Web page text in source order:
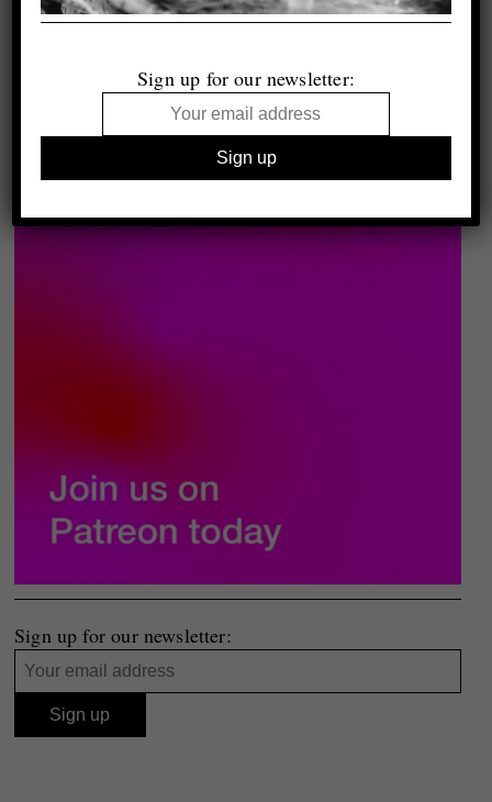
Sign up for our newsletter:
Sign up for our newsletter: